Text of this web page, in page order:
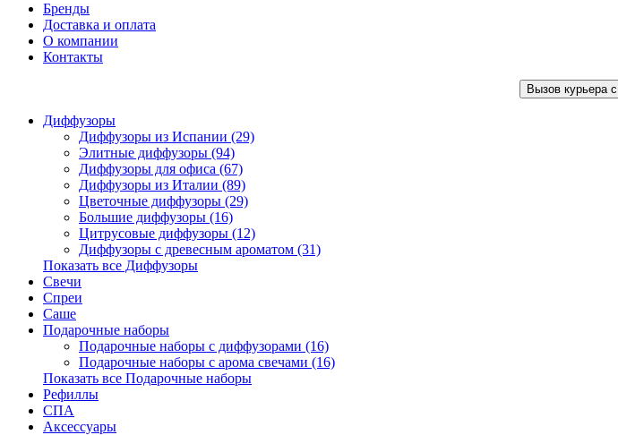
Бренды
Доставка и оплата
О компании
Контакты
Вызов курьера
Диффузоры
Диффузоры из Испании (29)
Элитные диффузоры (94)
Диффузоры для офиса (67)
Диффузоры из Италии (89)
Цветочные диффузоры (29)
Большие диффузоры (16)
Цитрусовые диффузоры (12)
Диффузоры с древесным ароматом (31)
Показать все Диффузоры
Свечи
Спреи
Саше
Подарочные наборы
Подарочные наборы с диффузорами (16)
Подарочные наборы с арома свечами (16)
Показать все Подарочные наборы
Рефиллы
СПА
Аксессуары